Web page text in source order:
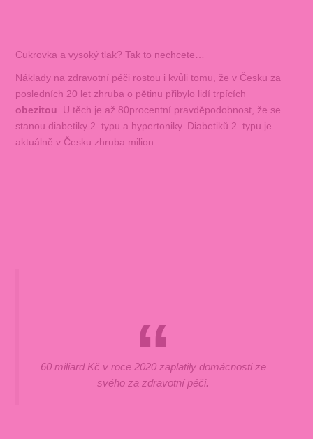
Cukrovka a vysoký tlak? Tak to nechcete…
Náklady na zdravotní péči rostou i kvůli tomu, že v Česku za
posledních 20 let zhruba o pětinu přibylo lidí trpících
obezitou . U těch je až 80procentní pravděpodobnost, že se
stanou diabetiky 2. typu a hypertoniky. Diabetiků 2. typu je
aktuálně v Česku zhruba milion.
60 miliard Kč v roce 2020 zaplatily domácnosti ze
svého za zdravotní péči.